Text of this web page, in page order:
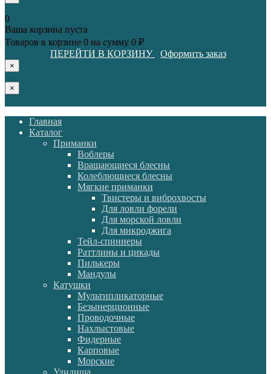
0
Ваша корзина пуста
Товаров в корзине 0 на сумму 0 ₽
ПЕРЕЙТИ В КОРЗИНУ
Оформить заказ
×
×
Главная
Каталог
Приманки
Воблеры
Вращающиеся блесны
Колеблющиеся блесны
Мягкие приманки
Твистеры и виброхвосты
Для ловли форели
Для морской ловли
Для микроджига
Тейл-спиннеры
Раттлины и цикады
Пилькеры
Мандулы
Катушки
Мультипликаторные
Безынерционные
Проводочные
Нахлыстовые
Фидерные
Карповые
Морские
Удилища